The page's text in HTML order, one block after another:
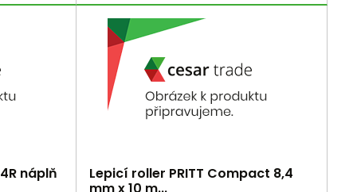
náplň
Lepicí roller PRITT Compact 8,4